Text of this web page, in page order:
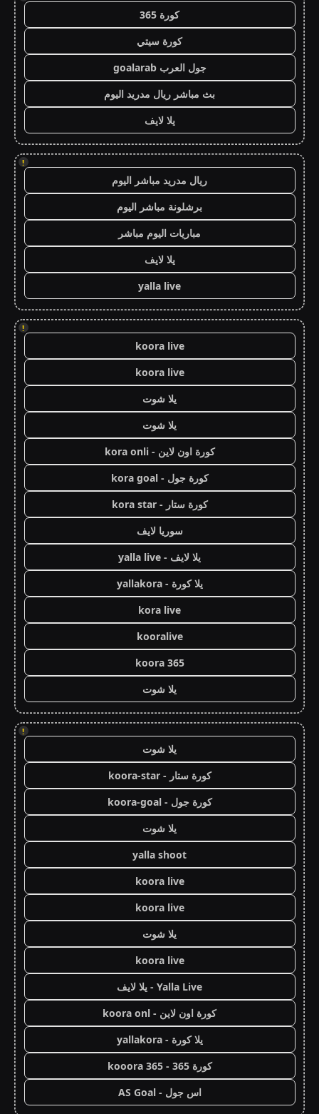
كورة 365
كورة سيتي
جول العرب goalarab
بث مباشر ريال مدريد اليوم
يلا لايف
!
ريال مدريد مباشر اليوم
برشلونة مباشر اليوم
مباريات اليوم مباشر
يلا لايف
yalla live
!
koora live
koora live
يلا شوت
يلا شوت
كورة اون لاين - kora onli
كورة جول - kora goal
كورة ستار - kora star
سوريا لايف
يلا لايف - yalla live
يلا كورة - yallakora
kora live
kooralive
koora 365
يلا شوت
!
يلا شوت
كورة ستار - koora-star
كورة جول - koora-goal
يلا شوت
yalla shoot
koora live
koora live
يلا شوت
koora live
Yalla Live - يلا لايف
كورة اون لاين - koora onl
يلا كورة - yallakora
كورة 365 - kooora 365
اس جول - AS Goal